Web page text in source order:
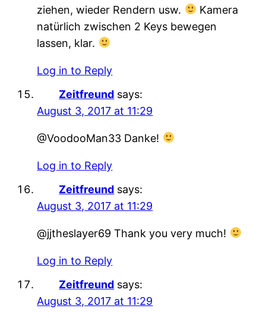
ziehen, wieder Rendern usw.
Kamera
natürlich zwischen 2 Keys bewegen
lassen, klar.
Log in to Reply
Zeitfreund says:
August 3, 2017 at 11:29
@VoodooMan33 Danke!
Log in to Reply
Zeitfreund says:
August 3, 2017 at 11:29
@jjtheslayer69 Thank you very much!
Log in to Reply
Zeitfreund says:
August 3, 2017 at 11:29